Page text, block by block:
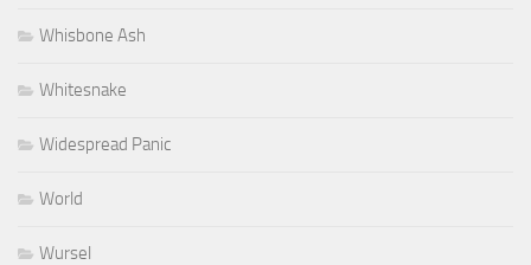
Whisbone Ash
Whitesnake
Widespread Panic
World
Wursel